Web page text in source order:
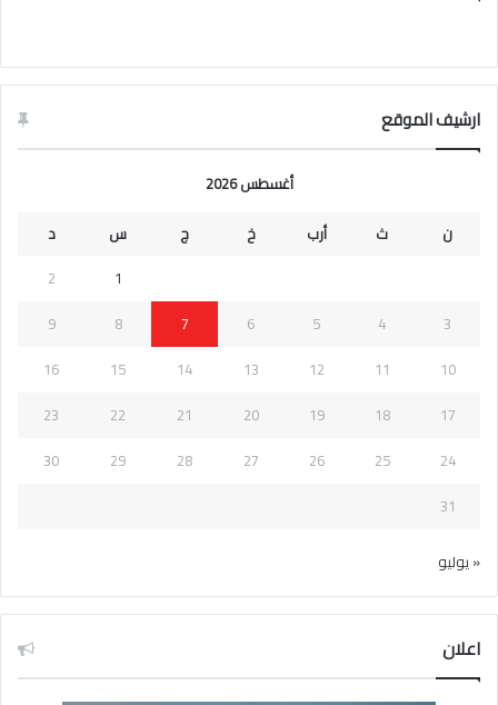
ارشيف الموقع
أغسطس 2026
ن
ث أرب خ ج س
د
1
2
3
4
5
6
7
8
9
10
11
12
13
14
15
16
17
18
19
20
21
22
23
24
25
26
27
28
29
30
31
« يوليو
اعلان